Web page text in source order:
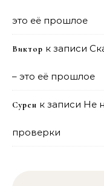
это её прошлое
Виктор к записи
– это её прошлое
Сурен к записи Не
проверки